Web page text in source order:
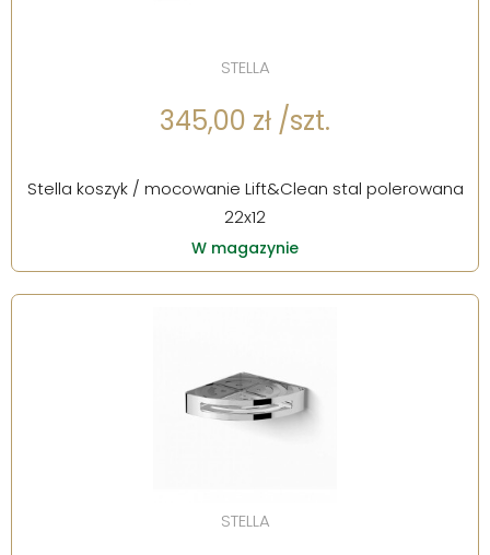
STELLA
345,00 zł /szt.
Stella koszyk / mocowanie Lift&Clean stal polerowana
22x12
W magazynie
STELLA